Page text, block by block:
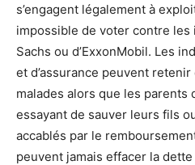
s’engagent légalement à
impossible de voter contre les
Sachs ou d’ExxonMobil. Les
et d’assurance peuvent
malades alors que les
essayant de sauver leurs fils
accablés par le
peuvent jamais effacer la